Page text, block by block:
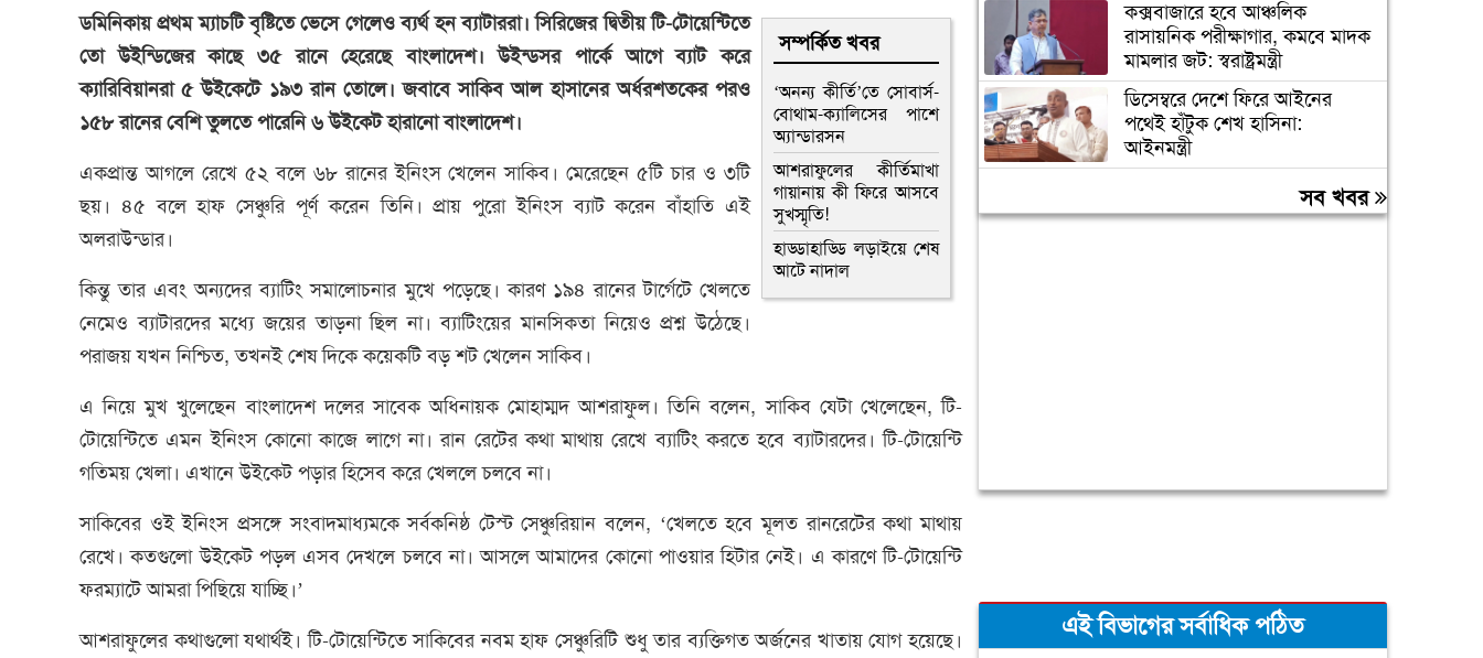
সম্পর্কিত খবর
‘অনন্য কীর্তি’তে সোবার্স-
বোথাম-ক্যালিসের পাশে
অ্যান্ডারসন
আশরাফুলের কীর্তিমাখা
গায়ানায় কী ফিরে আসবে
সুখস্মৃতি!
হাড্ডাহাড্ডি লড়াইয়ে শেষ
আটে নাদাল
ডমিনিকায় প্রথম ম্যাচটি বৃষ্টিতে ভেসে গেলেও ব্যর্থ হন ব্যাটাররা। সিরিজের দ্বিতীয় টি-টোয়েন্টিতে
তো উইন্ডিজের কাছে ৩৫ রানে হেরেছে বাংলাদেশ। উইন্ডসর পার্কে আগে ব্যাট করে
ক্যারিবিয়ানরা ৫ উইকেটে ১৯৩ রান তোলে। জবাবে সাকিব আল হাসানের অর্ধরশতকের পরও
১৫৮ রানের বেশি তুলতে পারেনি ৬ উইকেট হারানো বাংলাদেশ।
একপ্রান্ত আগলে রেখে ৫২ বলে ৬৮ রানের ইনিংস খেলেন সাকিব। মেরেছেন ৫টি চার ও ৩টি
ছয়। ৪৫ বলে হাফ সেঞ্চুরি পূর্ণ করেন তিনি। প্রায় পুরো ইনিংস ব্যাট করেন বাঁহাতি এই
অলরাউন্ডার।
কিন্তু তার এবং অন্যদের ব্যাটিং সমালোচনার মুখে পড়েছে। কারণ ১৯৪ রানের টার্গেটে খেলতে
নেমেও ব্যাটারদের মধ্যে জয়ের তাড়না ছিল না। ব্যাটিংয়ের মানসিকতা নিয়েও প্রশ্ন উঠেছে।
পরাজয় যখন নিশ্চিত, তখনই শেষ দিকে কয়েকটি বড় শট খেলেন সাকিব।
এ নিয়ে মুখ খুলেছেন বাংলাদেশ দলের সাবেক অধিনায়ক মোহাম্মদ আশরাফুল। তিনি বলেন, সাকিব যেটা খেলেছেন, টি-
টোয়েন্টিতে এমন ইনিংস কোনো কাজে লাগে না। রান রেটের কথা মাথায় রেখে ব্যাটিং করতে হবে ব্যাটারদের। টি-টোয়েন্টি
গতিময় খেলা। এখানে উইকেট পড়ার হিসেব করে খেললে চলবে না।
সাকিবের ওই ইনিংস প্রসঙ্গে সংবাদমাধ্যমকে সর্বকনিষ্ঠ টেস্ট সেঞ্চুরিয়ান বলেন, ‘খেলতে হবে মূলত রানরেটের কথা মাথায়
রেখে। কতগুলো উইকেট পড়ল এসব দেখলে চলবে না। আসলে আমাদের কোনো পাওয়ার হিটার নেই। এ কারণে টি-টোয়েন্টি
ফরম্যাটে আমরা পিছিয়ে যাচ্ছি।’
আশরাফুলের কথাগুলো যথার্থই। টি-টোয়েন্টিতে সাকিবের নবম হাফ সেঞ্চুরিটি শুধু তার ব্যক্তিগত অর্জনের খাতায় যোগ হয়েছে।
কক্সবাজারে হবে আঞ্চলিক
রাসায়নিক পরীক্ষাগার, কমবে মাদক
মামলার জট: স্বরাষ্ট্রমন্ত্রী
ডিসেম্বরে দেশে ফিরে আইনের
পথেই হাঁটুক শেখ হাসিনা:
আইনমন্ত্রী
ডিএমপির অভিযানে ২৪ ঘণ্টায়
গ্রেপ্তার ৪১৪, মামলা ৪৭ সব খবর
এই বিভাগের সর্বাধিক পঠিত